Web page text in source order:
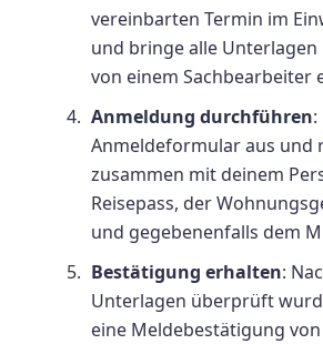
vereinbarten Termin im
und bringe alle
von einem Sachbearbeiter
Anmeldung durchführen:
Anmeldeformular aus und
zusammen mit deinem
Reisepass, der
und gegebenenfalls dem
Bestätigung erhalten:
Unterlagen überprüft
eine Meldebestätigung